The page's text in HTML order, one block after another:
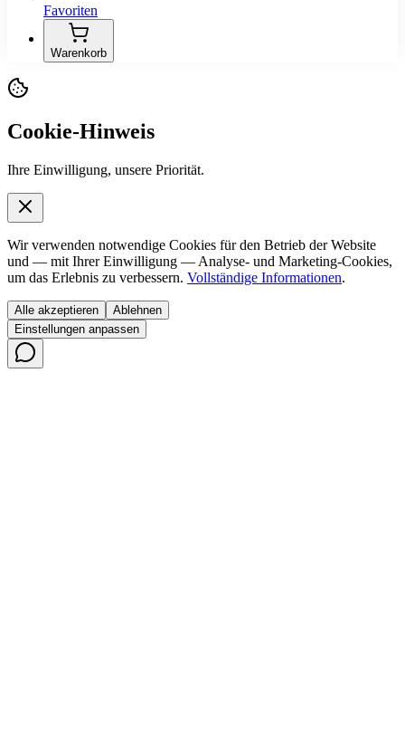
Favoriten
Warenkorb
Cookie-Hinweis
Ihre Einwilligung, unsere Priorität.
Wir verwenden notwendige Cookies für den Betrieb der Website
und — mit Ihrer Einwilligung — Analyse- und Marketing-Cookies,
um das Erlebnis zu verbessern. Vollständige Informationen.
Alle akzeptieren
Ablehnen
Einstellungen anpassen